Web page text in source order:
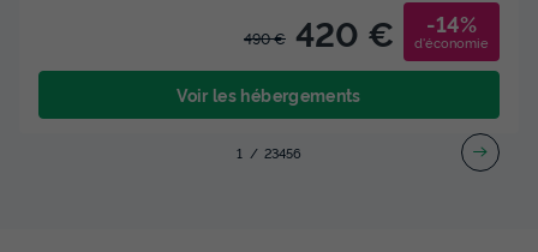
490 € 420 € -14%
d'économie
Voir les hébergements
1 23456